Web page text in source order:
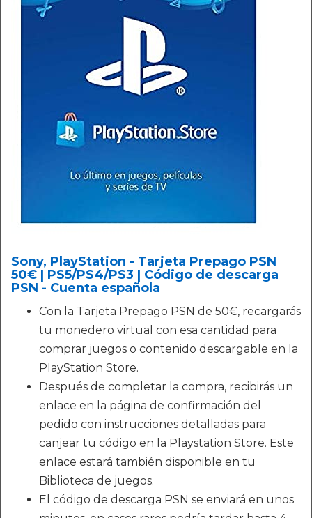
Sony, PlayStation - Tarjeta Prepago PSN
50€ | PS5/PS4/PS3 | Código de descarga
PSN - Cuenta española
Con la Tarjeta Prepago PSN de 50€, recargarás
tu monedero virtual con esa cantidad para
comprar juegos o contenido descargable en la
PlayStation Store.
Después de completar la compra, recibirás un
enlace en la página de confirmación del
pedido con instrucciones detalladas para
canjear tu código en la Playstation Store. Este
enlace estará también disponible en tu
Biblioteca de juegos.
El código de descarga PSN se enviará en unos